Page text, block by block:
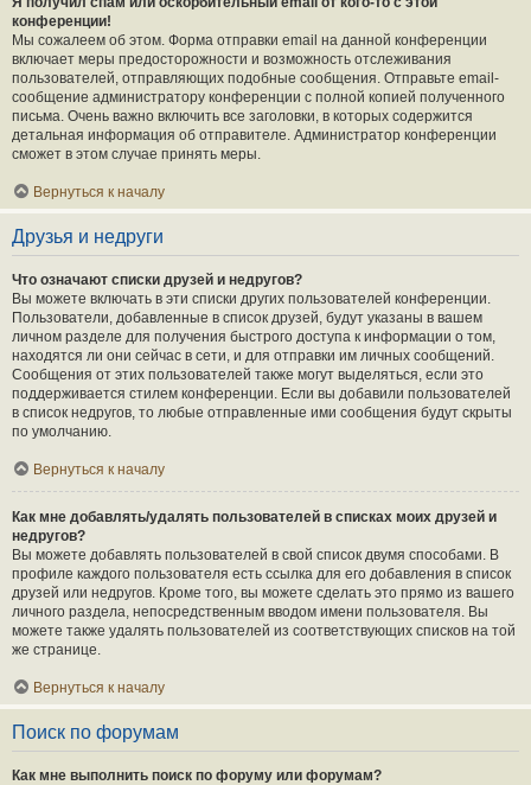
конференции!
Мы сожалеем об этом. Форма отправки email на данной конференции
включает меры предосторожности и возможность отслеживания
пользователей, отправляющих подобные сообщения. Отправьте email-
сообщение администратору конференции с полной копией полученного
письма. Очень важно включить все заголовки, в которых содержится
детальная информация об отправителе. Администратор конференции
сможет в этом случае принять меры.
Вернуться к началу
Друзья и недруги
Что означают списки друзей и недругов?
Вы можете включать в эти списки других пользователей конференции.
Пользователи, добавленные в список друзей, будут указаны в вашем
личном разделе для получения быстрого доступа к информации о том,
находятся ли они сейчас в сети, и для отправки им личных сообщений.
Сообщения от этих пользователей также могут выделяться, если это
поддерживается стилем конференции. Если вы добавили пользователей
в список недругов, то любые отправленные ими сообщения будут скрыты
по умолчанию.
Вернуться к началу
Как мне добавлять/удалять пользователей в списках моих друзей и
недругов?
Вы можете добавлять пользователей в свой список двумя способами. В
профиле каждого пользователя есть ссылка для его добавления в список
друзей или недругов. Кроме того, вы можете сделать это прямо из вашего
личного раздела, непосредственным вводом имени пользователя. Вы
можете также удалять пользователей из соответствующих списков на той
же странице.
Вернуться к началу
Поиск по форумам
Как мне выполнить поиск по форуму или форумам?